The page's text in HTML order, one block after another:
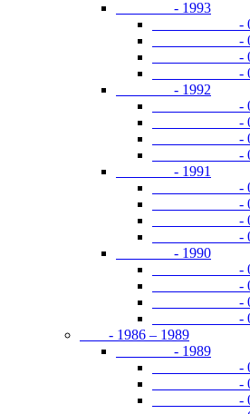
- 1993
- 01-
- 02-
- 03-
- 04-
- 1992
- 01-
- 02-
- 03-
- 04-
- 1991
- 01-
- 02-
- 03-
- 04-
- 1990
- 01-
- 02-
- 03-
- 04-
- 1986 – 1989
- 1989
- 01-
- 02-
- 03-